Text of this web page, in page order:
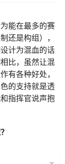
能在最多的赛
还是构组），
计为混血的话
比，虽然让混
有各种好处，
的支持就是透
指挥官说声抱